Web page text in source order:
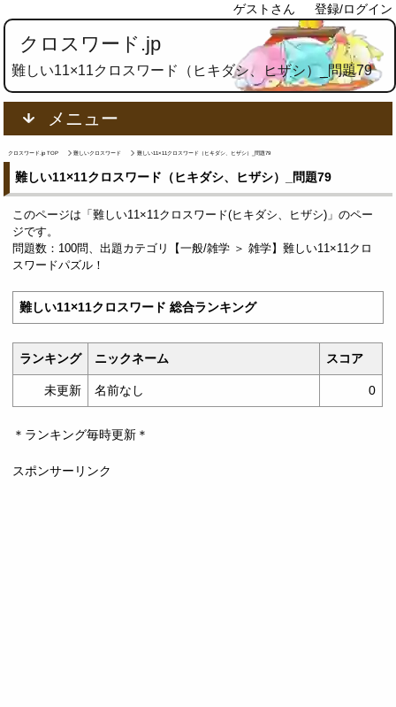
ゲストさん 登録/ログイン
クロスワード.jp
難しい11×11クロスワード（ヒキダシ、ヒザシ）_問題79
メニュー
クロスワード.jp TOP 難しいクロスワード 難しい11×11クロスワード（ヒキダシ、ヒザシ）_問題79
難しい11×11クロスワード（ヒキダシ、ヒザシ）_問題79
このページは「難しい11×11クロスワード(ヒキダシ、ヒザシ)」のペー
ジです。
問題数：100問、出題カテゴリ【一般/雑学 ＞ 雑学】難しい11×11クロ
スワードパズル！
難しい11×11クロスワード 総合ランキング
ランキング ニックネーム スコア
未更新 名前なし 0
＊ランキング毎時更新＊
スポンサーリンク